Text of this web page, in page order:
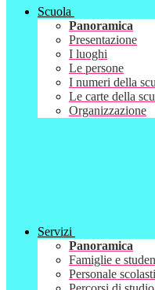
Scuola
Panoramica
Presentazione
I luoghi
Le persone
I numeri della
Le carte della
Organizzazione
Servizi
Panoramica
Famiglie e
Personale